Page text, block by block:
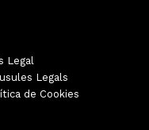
Legal
Legals
de Cookies
Tàrrega edita un
història dels gegants
en el marc de la